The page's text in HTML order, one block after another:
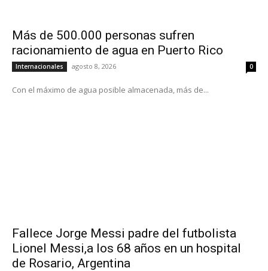
Más de 500.000 personas sufren
racionamiento de agua en Puerto Rico
Internacionales agosto 8, 2026 0
Con el máximo de agua posible almacenada, más de...
Fallece Jorge Messi padre del futbolista
Lionel Messi,a los 68 años en un hospital
de Rosario, Argentina